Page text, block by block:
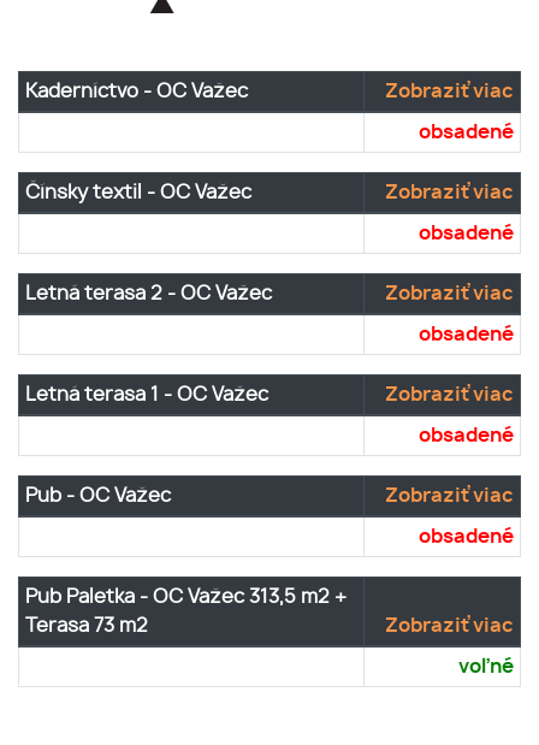
Kaderníctvo - OC Važec Zobraziť viac
obsadené
Čínsky textil - OC Važec Zobraziť viac
obsadené
Letná terasa 2 - OC Važec Zobraziť viac
obsadené
Letná terasa 1 - OC Važec Zobraziť viac
obsadené
Pub - OC Važec Zobraziť viac
obsadené
Pub Paletka - OC Važec 313,5 m2 +
Terasa 73 m2
Zobraziť viac
voľné